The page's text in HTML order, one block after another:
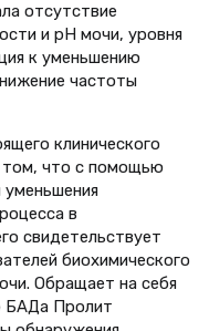
отсутствие
и рН мочи, уровня
к уменьшению
частоты
клинического
том, что с помощью
в
свидетельствует
биохимического
Обращает на себя
БАДа Пролит